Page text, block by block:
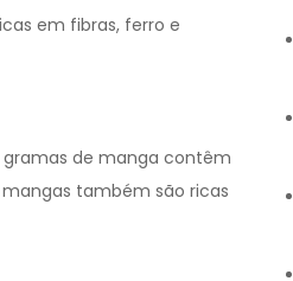
em fibras, ferro e
de manga contêm
também são ricas